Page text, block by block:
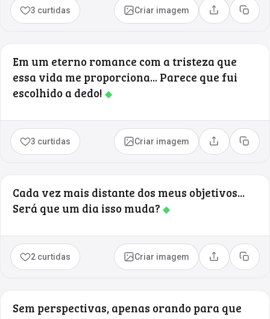
3 curtidas Criar imagem Compartilhar
Copiar
Em um eterno romance com a tristeza que
essa vida me proporciona... Parece que fui
escolhido a dedo! ◆
3 curtidas Criar imagem Compartilhar
Copiar
Cada vez mais distante dos meus objetivos...
Será que um dia isso muda? ◆
2 curtidas Criar imagem Compartilhar
Copiar
Sem perspectivas, apenas orando para que